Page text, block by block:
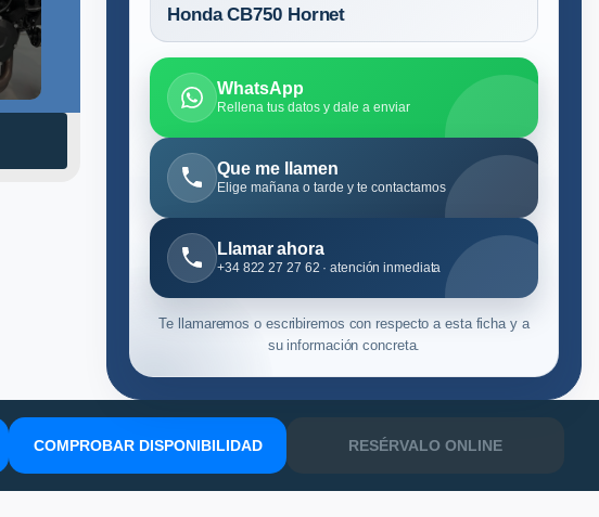
Honda CB750 Hornet
WhatsApp
Rellena tus datos y dale a enviar
Que me llamen
Elige mañana o tarde y te contactamos
Llamar ahora
+34 822 27 27 62 · atención inmediata
Te llamaremos o escribiremos con respecto a esta ficha y a
su información concreta.
COMPROBAR DISPONIBILIDAD RESÉRVALO ONLINE